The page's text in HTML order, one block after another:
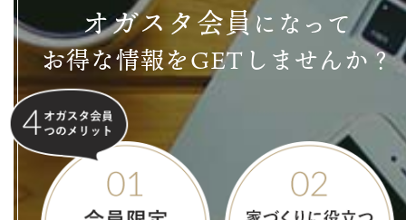
オガス タ会員になって
お得な情報をGETしませんか？